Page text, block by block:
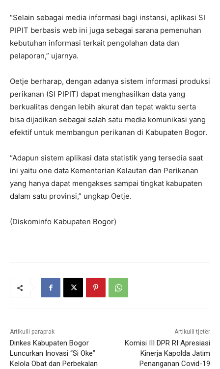
“Selain sebagai media informasi bagi instansi, aplikasi SI
PIPIT berbasis web ini juga sebagai sarana pemenuhan
kebutuhan informasi terkait pengolahan data dan
pelaporan,” ujarnya.
Oetje berharap, dengan adanya sistem informasi produksi
perikanan (SI PIPIT) dapat menghasilkan data yang
berkualitas dengan lebih akurat dan tepat waktu serta
bisa dijadikan sebagai salah satu media komunikasi yang
efektif untuk membangun perikanan di Kabupaten Bogor.
“Adapun sistem aplikasi data statistik yang tersedia saat
ini yaitu one data Kementerian Kelautan dan Perikanan
yang hanya dapat mengakses sampai tingkat kabupaten
dalam satu provinsi,” ungkap Oetje.
(Diskominfo Kabupaten Bogor)
Artikulli paraprak
Dinkes Kabupaten Bogor
Luncurkan Inovasi “Si Oke”
Kelola Obat dan Perbekalan
Artikulli tjetër
Komisi III DPR RI Apresiasi
Kinerja Kapolda Jatim
Penanganan Covid-19